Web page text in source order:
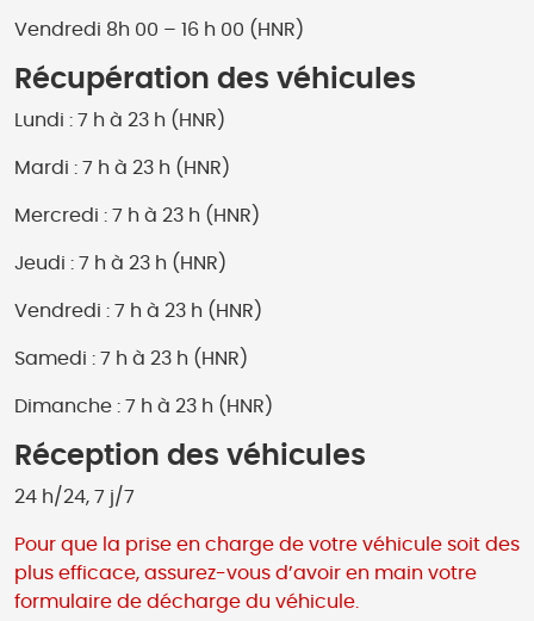
Vendredi 8h 00 – 16 h 00 (HNR)
Récupération des véhicules
Lundi : 7 h à 23 h (HNR)
Mardi : 7 h à 23 h (HNR)
Mercredi : 7 h à 23 h (HNR)
Jeudi : 7 h à 23 h (HNR)
Vendredi : 7 h à 23 h (HNR)
Samedi : 7 h à 23 h (HNR)
Dimanche : 7 h à 23 h (HNR)
Réception des véhicules
24 h/24, 7 j/7
Pour que la prise en charge de votre véhicule soit des
plus efficace, assurez-vous d’avoir en main votre
formulaire de décharge du véhicule.